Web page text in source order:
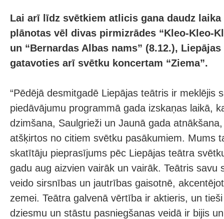
Lai arī līdz svētkiem atlicis gana daudz
plānotas vēl divas pirmizrādes “Kleo-Kleo-
un “Bernardas Albas nams” (8.12.),
gatavoties arī svētku koncertam “Ziema”.
“Pēdējā desmitgadē Liepājas teātris ir meklējis
piedāvājumu programmā gada izskaņas laikā,
dzimšana, Saulgrieži un Jaunā gada
atšķirtos no citiem svētku pasākumiem. Mums
skatītāju pieprasījums pēc Liepājas teātra
gadu aug aizvien vairāk un vairāk. Teātris savu
veido sirsnības un jautrības gaisotnē,
zemei. Teātra galvenā vērtība ir aktieris, un
dziesmu un stāstu pasniegšanas veidā ir bijis